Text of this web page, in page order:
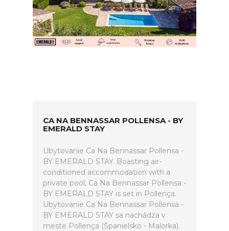
CA NA BENNASSAR POLLENSA - BY
EMERALD STAY
Ubytovanie Ca Na Bennassar Pollensa -
BY EMERALD STAY. Boasting air-
conditioned accommodation with a
private pool, Ca Na Bennassar Pollensa -
BY EMERALD STAY is set in Pollença.
Ubytovanie Ca Na Bennassar Pollensa -
BY EMERALD STAY sa nachádza v
meste Pollença (Španielsko - Malorka).